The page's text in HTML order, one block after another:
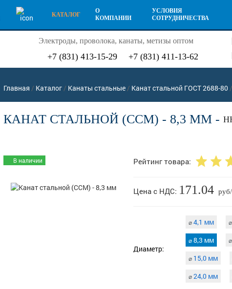
КАТАЛОГ
О
КОМПАНИИ
УСЛОВИЯ
СОТРУДНИЧЕСТВА
Электроды, проволока, канаты, метизы оптом
+7 (831) 413-15-29 +7 (831) 411-13-62
Главная / Каталог / Канаты стальные / Канат стальной ГОСТ 2688-80 /
КАНАТ СТАЛЬНОЙ (ССМ) - 8,3 ММ -
В наличии Рейтинг товара:
Цена с НДС: 171.04
Диаметр:
⌀4,1 мм ⌀
⌀8,3 мм ⌀
⌀15,0 мм
⌀24,0 мм